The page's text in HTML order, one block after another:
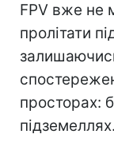
FPV вже не
пролітати
просторах:
підземеллях.